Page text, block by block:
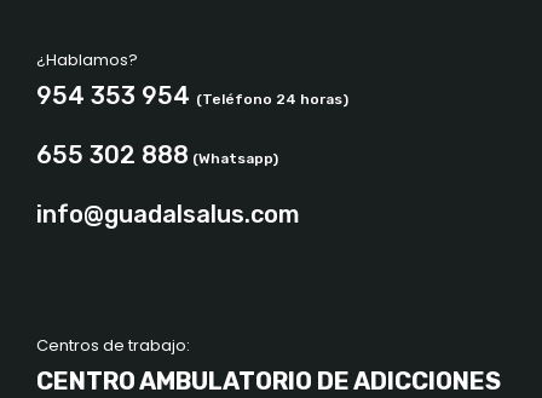
¿Hablamos?
954 353 954 (Teléfono 24 horas)
655 302 888 (Whatsapp)
info@guadalsalus.com
Centros de trabajo:
CENTRO AMBULATORIO DE ADICCIONES